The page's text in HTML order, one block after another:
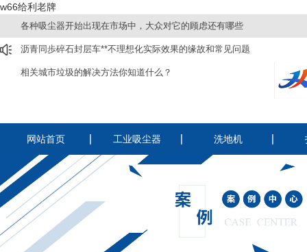
w66给利老牌
各种吸尘器开始出现在市场中，大众对它的顾虑还有哪些
沥青同歩碎石封层车**不理想化实际效果的缘故和常见问题
相关城市垃圾的解决方法你知道什么？
网站首页 工业吸尘器
220v工业吸尘器
380v工业吸尘器
电瓶吸尘器
洗地机
驾驶式洗地机
驾
手